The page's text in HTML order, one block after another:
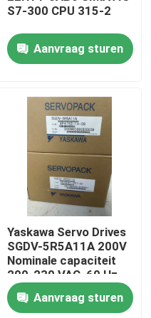
S7-300 CPU 315-2
Aanvraag sturen
Yaskawa Servo Drives
SGDV-5R5A11A 200V
Nominale capaciteit
200-230 VAC, 60 Hz
Input
Aanvraag sturen